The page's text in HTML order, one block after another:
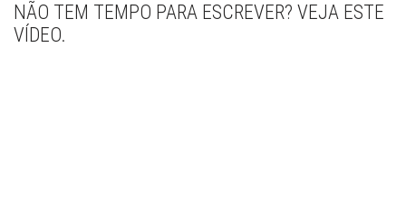
NÃO TEM TEMPO PARA ESCREVER? VEJA ESTE
VÍDEO.